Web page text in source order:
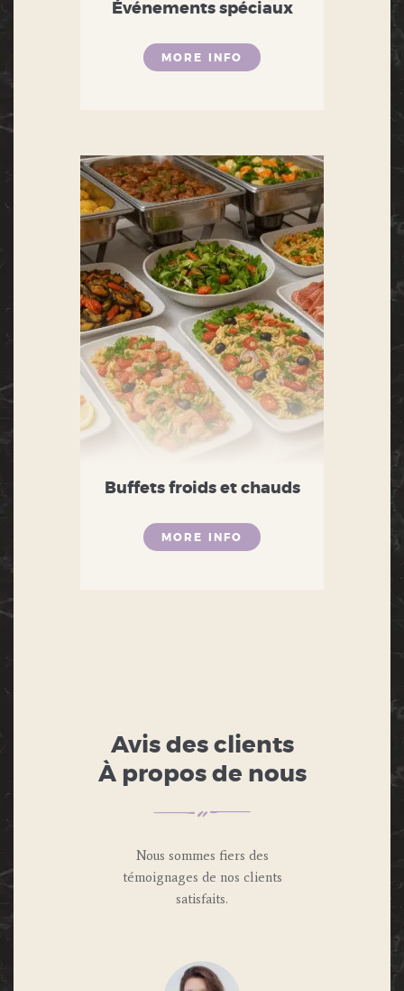
Événements spéciaux
MORE INFO
Buffets froids et chauds
MORE INFO
Avis des clients
À propos de nous
Nous sommes fiers des
témoignages de nos clients
satisfaits.